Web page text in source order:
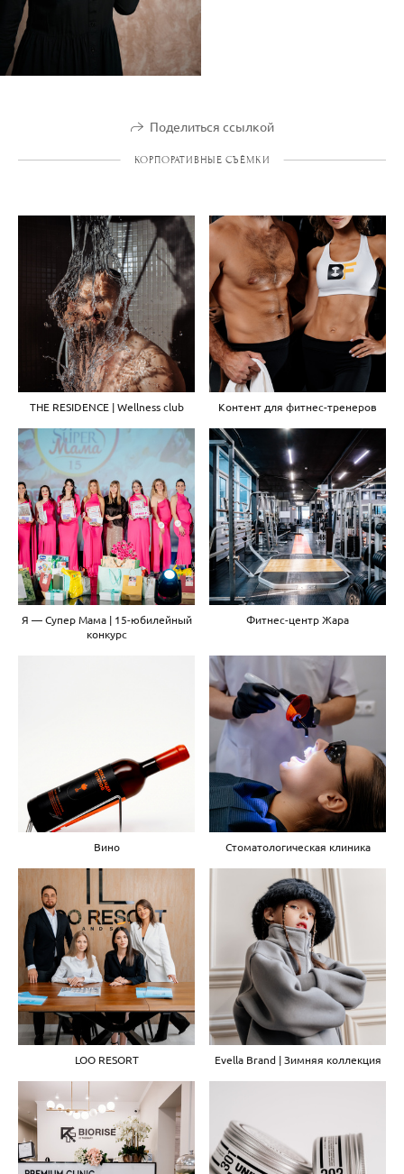
Поделиться ссылкой
КОРПОРАТИВНЫЕ СЪЁМКИ
THE RESIDENCE | Wellness club Контент для фитнес-тренеров
Я — Супер Мама | 15-юбилейный
конкурс
Фитнес-центр Жара
Вино Стоматологическая клиника
LOO RESORT Evella Brand | Зимняя коллекция